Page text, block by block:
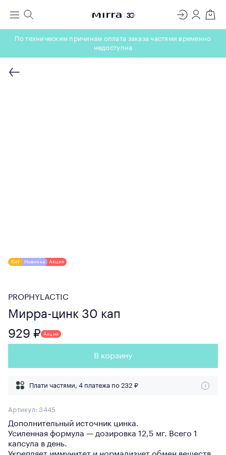
Меню Поиск
ЛАБОРАТОРИЯ
МОЛЕКУЛЯРНОЙ КОСМЕТОЛОГИИ
Регистрация
Вход
По техническим причинам оплата заказа частями временно
недоступна
Хит Новинка Акция
PROPHYLACTIC
Мирра-цинк 30 кап
929 ₽
Акция
В корзину
Плати частями, 4 платежа по 232 ₽
Артикул:3445
Дополнительный источник цинка.
Усиленная формула — дозировка 12,5 мг. Всего 1
капсула в день.